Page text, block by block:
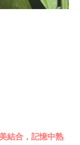
結合， 記憶中熟